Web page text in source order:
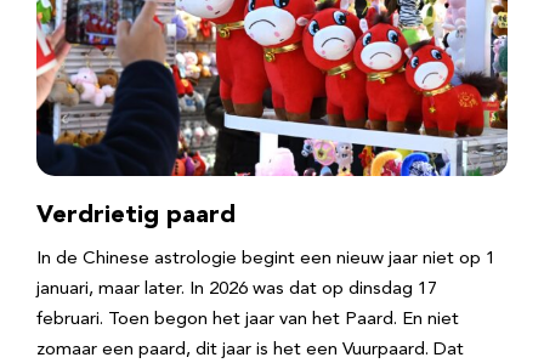
Verdrietig paard
In de Chinese astrologie begint een nieuw jaar niet op 1
januari, maar later. In 2026 was dat op dinsdag 17
februari. Toen begon het jaar van het Paard. En niet
zomaar een paard, dit jaar is het een Vuurpaard. Dat